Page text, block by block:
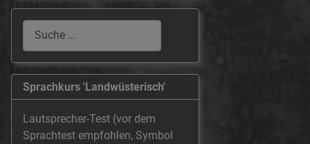
Sprachkurs 'Landwüsterisch'
Lautsprecher-Test (vor dem
Sprachtest empfohlen, Symbol